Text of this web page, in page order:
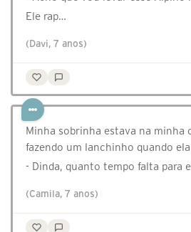
Ele rap…
(Davi, 7 anos)
Minha sobrinha estava na minha
fazendo um lanchinho quando
- Dinda, quanto tempo falta para
(Camila, 7 anos)